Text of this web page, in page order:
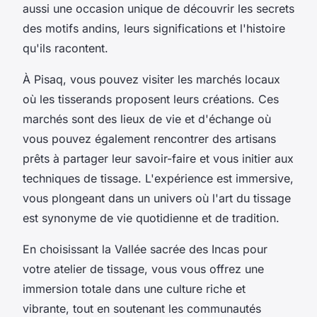
aussi une occasion unique de découvrir les secrets
des motifs andins, leurs significations et l'histoire
qu'ils racontent.
À Pisaq, vous pouvez visiter les marchés locaux
où les tisserands proposent leurs créations. Ces
marchés sont des lieux de vie et d'échange où
vous pouvez également rencontrer des artisans
prêts à partager leur savoir-faire et vous initier aux
techniques de tissage. L'expérience est immersive,
vous plongeant dans un univers où l'art du tissage
est synonyme de vie quotidienne et de tradition.
En choisissant la Vallée sacrée des Incas pour
votre atelier de tissage, vous vous offrez une
immersion totale dans une culture riche et
vibrante, tout en soutenant les communautés